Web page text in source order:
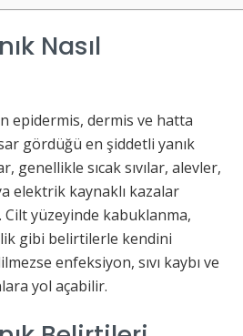
Nasıl
epidermis, dermis ve hatta
gördüğü en şiddetli yanık
genellikle sıcak sıvılar, alevler,
elektrik kaynaklı kazalar
yüzeyinde kabuklanma,
gibi belirtilerle kendini
enfeksiyon, sıvı kaybı ve
yol açabilir.